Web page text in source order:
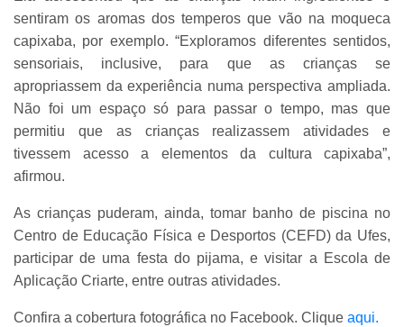
sentiram os aromas dos temperos que vão na moqueca
capixaba, por exemplo. “Exploramos diferentes sentidos,
sensoriais, inclusive, para que as crianças se
apropriassem da experiência numa perspectiva ampliada.
Não foi um espaço só para passar o tempo, mas que
permitiu que as crianças realizassem atividades e
tivessem acesso a elementos da cultura capixaba”,
afirmou.
As crianças puderam, ainda, tomar banho de piscina no
Centro de Educação Física e Desportos (CEFD) da Ufes,
participar de uma festa do pijama, e visitar a Escola de
Aplicação Criarte, entre outras atividades.
Confira a cobertura fotográfica no Facebook. Clique aqui.